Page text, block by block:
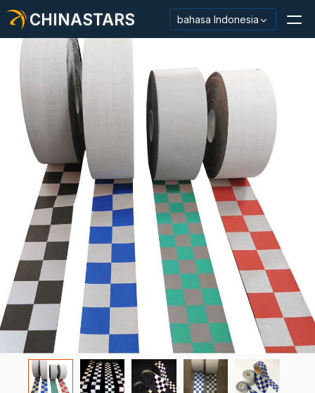
CHINASTARS bahasa Indonesia
Bahan Reflektif/Pita
Kain Reflektif Mode
Pakaian Keamanan
Bahan Menyala Dalam Gelap
Pemangkasan Pencucian Industri
Tentang CHINASTARS
Produk baru
Sertifikat
Katalog
Video